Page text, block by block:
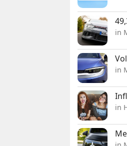
in
in
in